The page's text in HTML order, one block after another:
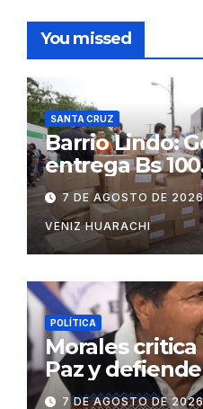
You missed
SANTA CRUZ
Barrio Lindo:
entrega Bs
insumos para
7 DE AGOSTO DE
VENIZ HUARACHI
POLÍTICA
Morales
Paz y
7 DE AGOSTO DE